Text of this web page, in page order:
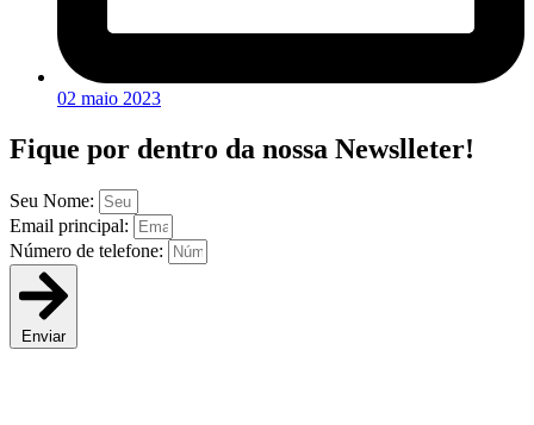
02 maio 2023
Fique por dentro da nossa Newslleter!
Seu Nome:
Email principal:
Número de telefone:
Enviar